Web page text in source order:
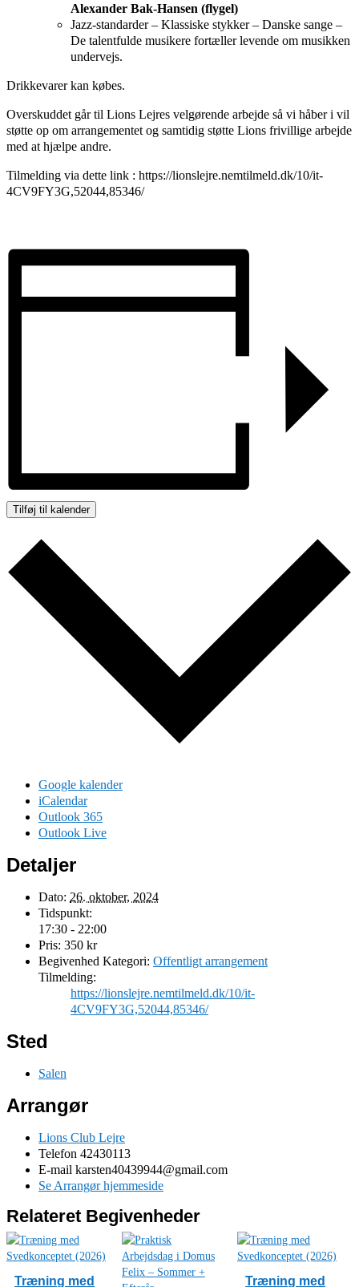
Alexander Bak-Hansen (flygel)
Jazz-standarder – Klassiske stykker – Danske sange –
De talentfulde musikere fortæller levende om musikken
undervejs.
Drikkevarer kan købes.
Overskuddet går til Lions Lejres velgørende arbejde så vi håber i vil
støtte op om arrangementet og samtidig støtte Lions frivillige arbejde
med at hjælpe andre.
Tilmelding via dette link : https://lionslejre.nemtilmeld.dk/10/it-
4CV9FY3G,52044,85346/
Tilføj til kalender
Google kalender
iCalendar
Outlook 365
Outlook Live
Detaljer
Dato: 26. oktober, 2024
Tidspunkt:
17:30 - 22:00
Pris: 350 kr
Begivenhed Kategori: Offentligt arrangement
Tilmelding:
https://lionslejre.nemtilmeld.dk/10/it-
4CV9FY3G,52044,85346/
Sted
Salen
Arrangør
Lions Club Lejre
Telefon 42430113
E-mail karsten40439944@gmail.com
Se Arrangør hjemmeside
Relateret Begivenheder
Træning med Træning med